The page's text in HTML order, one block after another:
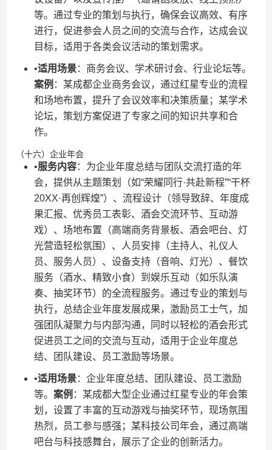
等。通过专业的策划与执行，确保会议高效、有序
进行，促进参会人员之间的交流与合作，达成会议
目标，适用于各类会议活动的策划需求。
•​​适用场景​​：商务会议、学术研讨会、行业论坛等。​
案例​ ​：某成都企业商务会议，通过红星专业的流程
和场地布置，提升了会议效率和决策质量；某学术
论坛，策划方案促进了专家之间的知识共享和合
作。
（十六）企业年会
•​​服务内容​​：为企业年度总结与团队交流打造的年
会，提供从主题策划（如“荣耀同行·共赴新程”“干杯
20XX·再创辉煌”）、流程设计（领导致辞、年度成
果汇报、优秀员工表彰、酒会交流环节、互动游
戏）、场地布置（高端商务背景板、酒会吧台、灯
光营造轻松氛围）、人员安排（主持人、礼仪人
员、服务人员）、设备支持（音响、灯光）、餐饮
服务（酒水、精致小食）到娱乐互动（如乐队演
奏、抽奖环节）的全流程服务。通过专业的策划与
执行，总结企业年度发展成果，激励员工士气，加
强团队凝聚力与内部沟通，同时以轻松的酒会形式
促进员工之间的交流与互动，适用于企业年度总
结、团队建设、员工激励等场景。
•​​适用场景​​：企业年度总结、团队建设、员工激励
等。​ ​案例​ ​：某成都大型企业通过红星专业的年会策
划，设置了丰富的互动游戏与抽奖环节，现场氛围
热烈，员工参与感强；某科技公司年会，通过高端
吧台与科技感舞台，展示了企业的创新活力。